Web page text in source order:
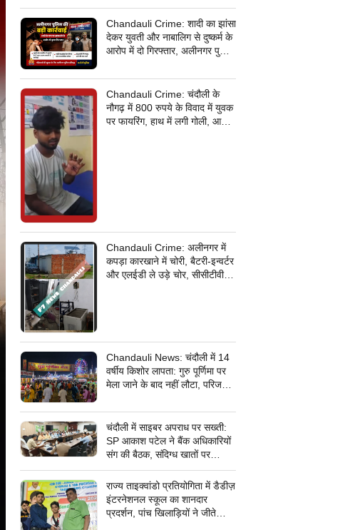
कॉलेज में धरना देने का किया ऐलान
Chandauli Crime: शादी का झांसा
देकर युवती और नाबालिग से दुष्कर्म के
आरोप में दो गिरफ्तार, अलीनगर पुलिस
Chandauli Crime: चंदौली के
नौगढ़ में 800 रुपये के विवाद में युवक
पर फायरिंग, हाथ में लगी गोली, आरोपी
Chandauli Crime: अलीनगर में
कपड़ा कारखाने में चोरी, बैटरी-इन्वर्टर
और एलईडी ले उड़े चोर, सीसीटीवी
Chandauli News: चंदौली में 14
वर्षीय किशोर लापता: गुरु पूर्णिमा पर
मेला जाने के बाद नहीं लौटा, परिजनों
गुमशुदगी
चंदौली में साइबर अपराध पर सख्ती:
SP आकाश पटेल ने बैंक अधिकारियों
संग की बैठक, संदिग्ध खातों पर
निगरानी के दिए निर्देश
राज्य ताइक्वांडो प्रतियोगिता में डैडीज़
इंटरनेशनल स्कूल का शानदार
प्रदर्शन, पांच खिलाड़ियों ने जीते